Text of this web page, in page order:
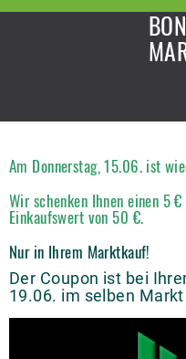
Am Donnerstag, 15.06. ist
Wir schenken Ihnen einen 5 €
Einkaufswert von 50 €.
Nur in Ihrem Marktkauf!
Der Coupon ist bei
19.06. im selben